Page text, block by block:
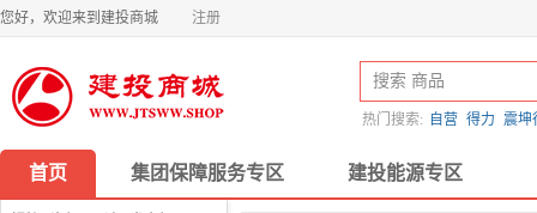
您好，欢迎来到建投商城 注册
热门搜索: 自营 得力 震坤
首页 集团保障服务专区 建投能源专区